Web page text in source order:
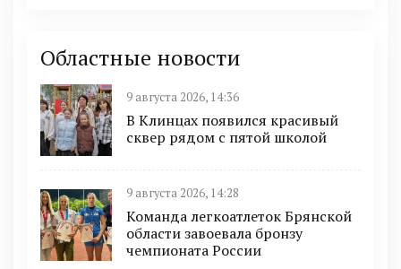
Областные новости
9 августа 2026, 14:36
В Клинцах появился красивый
сквер рядом с пятой школой
9 августа 2026, 14:28
Команда легкоатлеток Брянской
области завоевала бронзу
чемпионата России